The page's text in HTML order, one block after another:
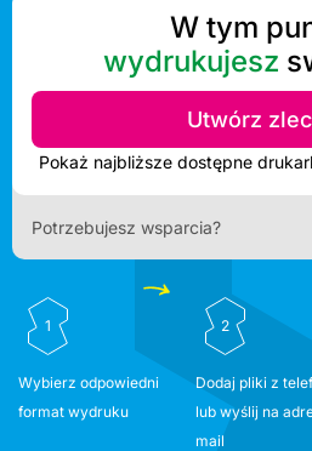
W tym
wydrukujesz
Utwórz
Potrzebujesz wsparcia?
1
Wybierz odpowiedni
format wydruku
2
Dodaj pliki z
lub wyślij na
mail